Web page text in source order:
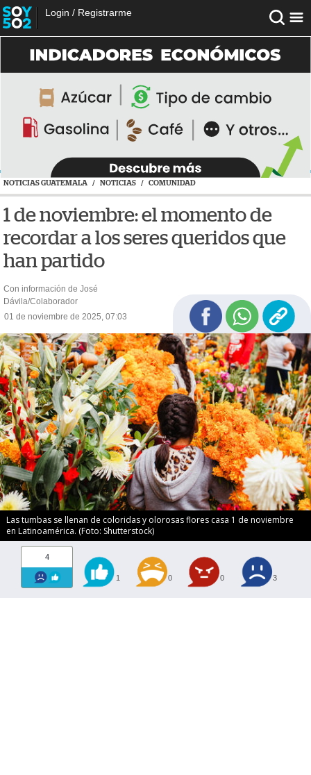
Login / Registrarme
NOTICIAS GUATEMALA / NOTICIAS / COMUNIDAD
1 de noviembre: el momento de
recordar a los seres queridos que
han partido
Con información de José
Dávila/Colaborador
01 de noviembre de 2025, 07:03
Las tumbas se llenan de coloridas y olorosas flores casa 1 de noviembre
en Latinoamérica. (Foto: Shutterstock)
4
1 0 0 3